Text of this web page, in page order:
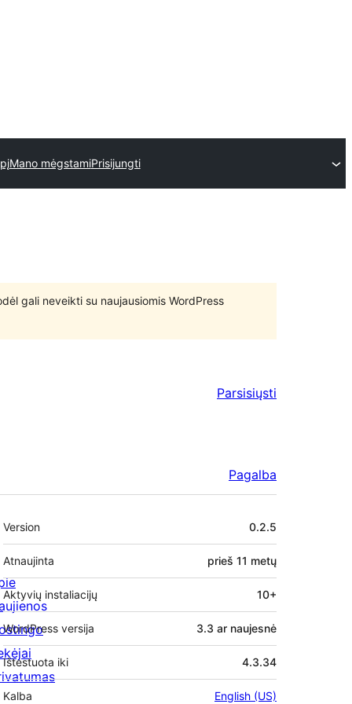
Mano mėgstamiPrisijungti
gali neveikti su naujausiomis WordPress
Parsisiųsti
Pagalba
Metainformacija
Version 0.2.5
Atnaujinta prieš 11 metų
Aktyvių instaliacijų 10+
WordPress versija 3.3 ar naujesnė
Ištestuota iki 4.3.34
Kalba English (US)